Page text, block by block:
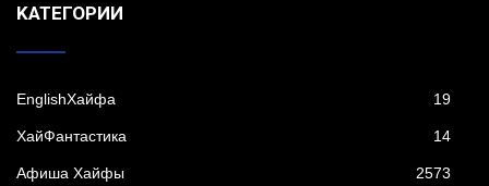
KАТЕГОРИИ
EnglishХайфа 19
XайФантастика 14
Афиша Хайфы 2573